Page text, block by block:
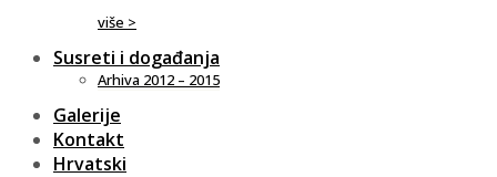
više >
Susreti i događanja
Arhiva 2012 – 2015
Galerije
Kontakt
Hrvatski